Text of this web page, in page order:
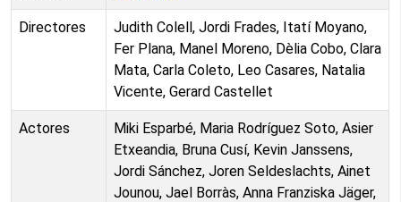
Directores
Judith Colell, Jordi Frades, Itatí Moyano,
Fer Plana, Manel Moreno, Dèlia Cobo, Clara
Mata, Carla Coleto, Leo Casares, Natalia
Vicente, Gerard Castellet
Actores
Miki Esparbé, Maria Rodríguez Soto, Asier
Etxeandia, Bruna Cusí, Kevin Janssens,
Jordi Sánchez, Joren Seldeslachts, Ainet
Jounou, Jael Borràs, Anna Franziska Jäger,